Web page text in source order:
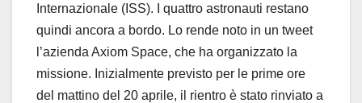
Internazionale (ISS). I quattro astronauti restano
quindi ancora a bordo. Lo rende noto in un tweet
l’azienda Axiom Space, che ha organizzato la
missione. Inizialmente previsto per le prime ore
del mattino del 20 aprile, il rientro è stato rinviato a